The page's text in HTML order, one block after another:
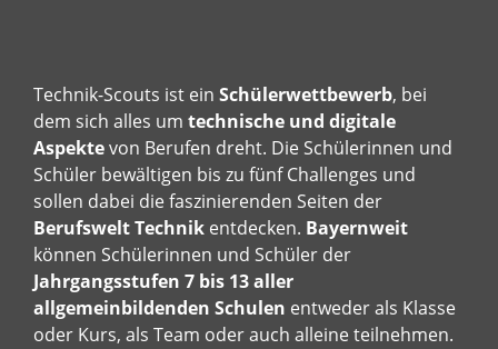
Technik-Scouts ist ein Schülerwettbewerb, bei
dem sich alles um technische und digitale
Aspektevon Berufen dreht. Die Schülerinnen und
Schüler bewältigen bis zu fünf Challenges und
sollen dabei die faszinierenden Seiten der
Berufswelt Technik entdecken. Bayernweit
können Schülerinnen und Schüler der
Jahrgangsstufen 7 bis 13 aller
allgemeinbildenden Schulen entweder als Klasse
oder Kurs, als Team oder auch alleine teilnehmen.